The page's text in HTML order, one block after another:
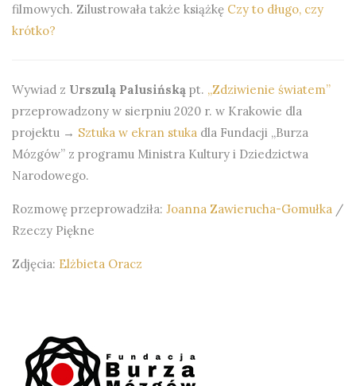
filmowych. Zilustrowała także książkę Czy to długo, czy
krótko?
Wywiad z Urszulą Palusińską pt. „Zdziwienie światem”
przeprowadzony w sierpniu 2020 r. w Krakowie dla
projektu → Sztuka w ekran stuka dla Fundacji „Burza
Mózgów” z programu Ministra Kultury i Dziedzictwa
Narodowego.
Rozmowę przeprowadziła: Joanna Zawierucha-Gomułka /
Rzeczy Piękne
Zdjęcia: Elżbieta Oracz